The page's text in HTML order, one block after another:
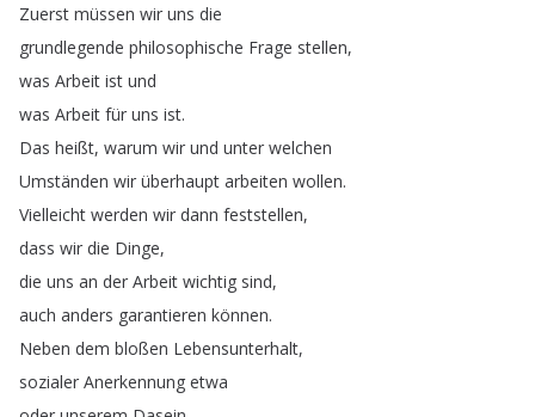
Zuerst müssen wir uns die
grundlegende philosophische Frage stellen,
was Arbeit ist und
was Arbeit für uns ist.
Das heißt, warum wir und unter welchen
Umständen wir überhaupt arbeiten wollen.
Vielleicht werden wir dann feststellen,
dass wir die Dinge,
die uns an der Arbeit wichtig sind,
auch anders garantieren können.
Neben dem bloßen Lebensunterhalt,
sozialer Anerkennung etwa